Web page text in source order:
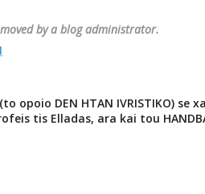
by a blog administrator.
opoio DEN HTAN IVRISTIKO)
tis Elladas, ara kai tou